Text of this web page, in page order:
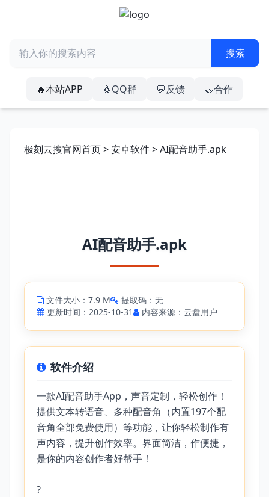
🔥本站APP 🐧QQ群 💬反馈 🤝合作
极刻云搜官网首页>安卓软件> AI配音助手.apk
AI配音助手.apk
文件大小：7.9 M
提取码：无
更新时间：2025-10-31
内容来源：云盘用户
软件介绍
一款AI配音助手App，声音定制，轻松创作！
提供文本转语音、多种配音角（内置197个配
音角全部免费使用）等功能，让你轻松制作有
声内容，提升创作效率。界面简洁，作便捷，
是你的内容创作者好帮手！
?